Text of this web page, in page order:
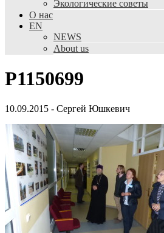
Экологические советы
О нас
EN
NEWS
About us
P1150699
10.09.2015 - Сергей Юшкевич